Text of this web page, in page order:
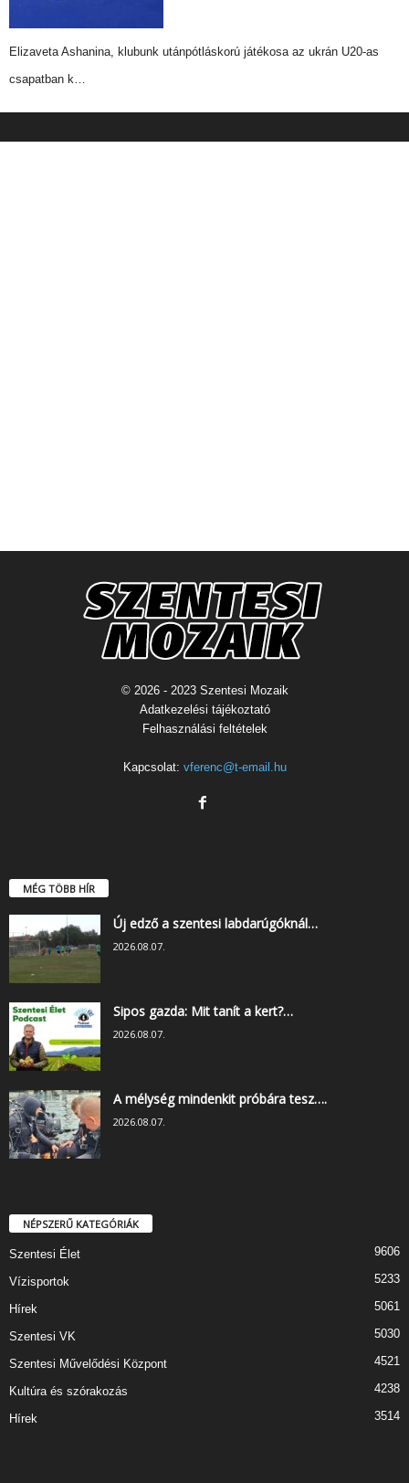
Elizaveta Ashanina, klubunk utánpótláskorú játékosa az ukrán U20-as
csapatban k…
© 2026 - 2023 Szentesi Mozaik
Adatkezelési tájékoztató
Felhasználási feltételek
Kapcsolat: vferenc@t-email.hu
MÉG TÖBB HÍR
Új edző a szentesi labdarúgóknál…
2026.08.07.
Sipos gazda: Mit tanít a kert?…
2026.08.07.
A mélység mindenkit próbára tesz….
2026.08.07.
NÉPSZERŰ KATEGÓRIÁK
Szentesi Élet 9606
Vízisportok 5233
Hírek 5061
Szentesi VK 5030
Szentesi Művelődési Központ 4521
Kultúra és szórakozás 4238
Hírek 3514